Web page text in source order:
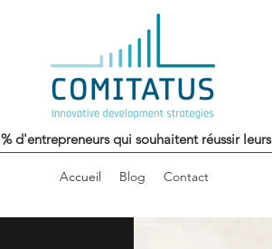
d'entrepreneurs qui souhaitent réussir
Accueil Blog Contact